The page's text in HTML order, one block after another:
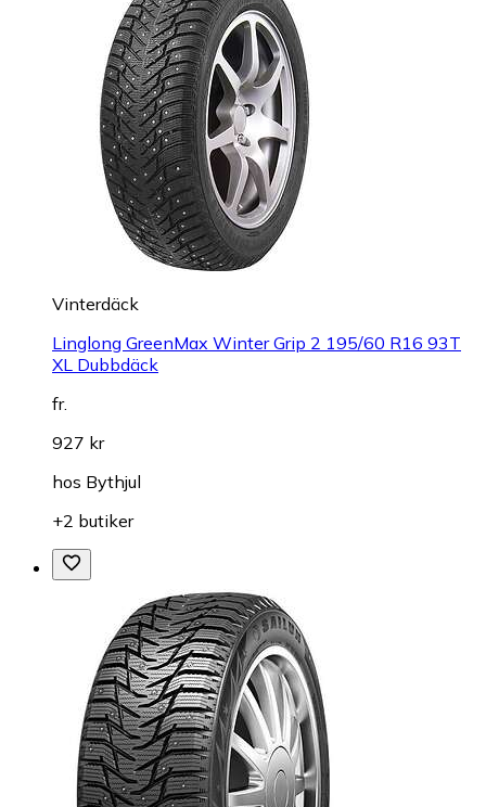
Vinterdäck
Linglong GreenMax Winter Grip 2 195/60 R16 93T
XL Dubbdäck
fr.
927 kr
hos Bythjul
+2 butiker